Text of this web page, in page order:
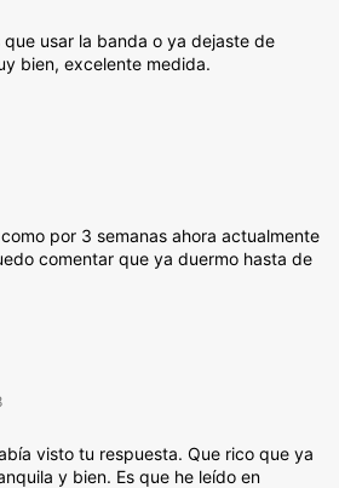
que usar la banda o ya dejaste de
bien, excelente medida.
por 3 semanas ahora actualmente
comentar que ya duermo hasta de
visto tu respuesta. Que rico que ya
y bien. Es que he leído en